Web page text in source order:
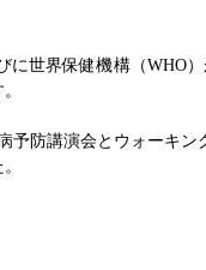
世界保健機構（WHO）
防講演会とウォーキン